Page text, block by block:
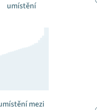
umístění
mezi